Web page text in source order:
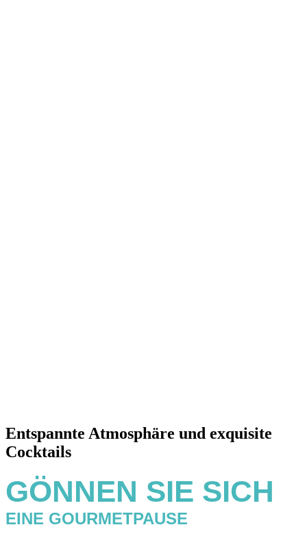
Entspannte Atmosphäre und exquisite
Cocktails
GÖNNEN SIE SICH
EINE GOURMETPAUSE